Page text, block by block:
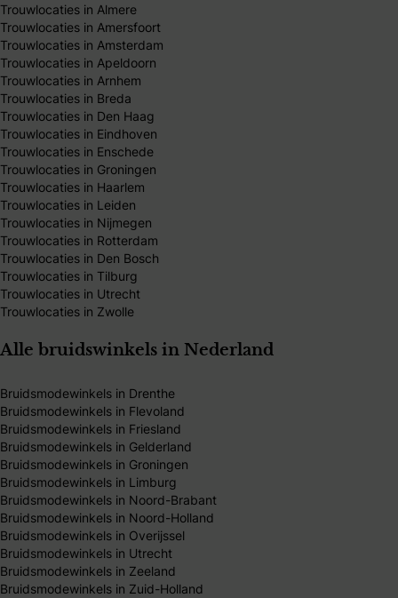
Trouwlocaties in Almere
Trouwlocaties in Amersfoort
Trouwlocaties in Amsterdam
Trouwlocaties in Apeldoorn
Trouwlocaties in Arnhem
Trouwlocaties in Breda
Trouwlocaties in Den Haag
Trouwlocaties in Eindhoven
Trouwlocaties in Enschede
Trouwlocaties in Groningen
Trouwlocaties in Haarlem
Trouwlocaties in Leiden
Trouwlocaties in Nijmegen
Trouwlocaties in Rotterdam
Trouwlocaties in Den Bosch
Trouwlocaties in Tilburg
Trouwlocaties in Utrecht
Trouwlocaties in Zwolle
Alle bruidswinkels in Nederland
Bruidsmodewinkels in Drenthe
Bruidsmodewinkels in Flevoland
Bruidsmodewinkels in Friesland
Bruidsmodewinkels in Gelderland
Bruidsmodewinkels in Groningen
Bruidsmodewinkels in Limburg
Bruidsmodewinkels in Noord-Brabant
Bruidsmodewinkels in Noord-Holland
Bruidsmodewinkels in Overijssel
Bruidsmodewinkels in Utrecht
Bruidsmodewinkels in Zeeland
Bruidsmodewinkels in Zuid-Holland